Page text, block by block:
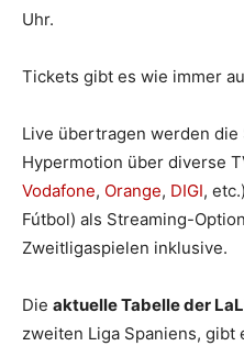
Uhr.
Tickets gibt es wie immer
Live übertragen werden die
Hypermotion über diverse
Vodafone, Orange, DIGI,
Fútbol) als Streaming-
Zweitligaspielen inklusive.
Die aktuelle Tabelle der
zweiten Liga Spaniens, gibt